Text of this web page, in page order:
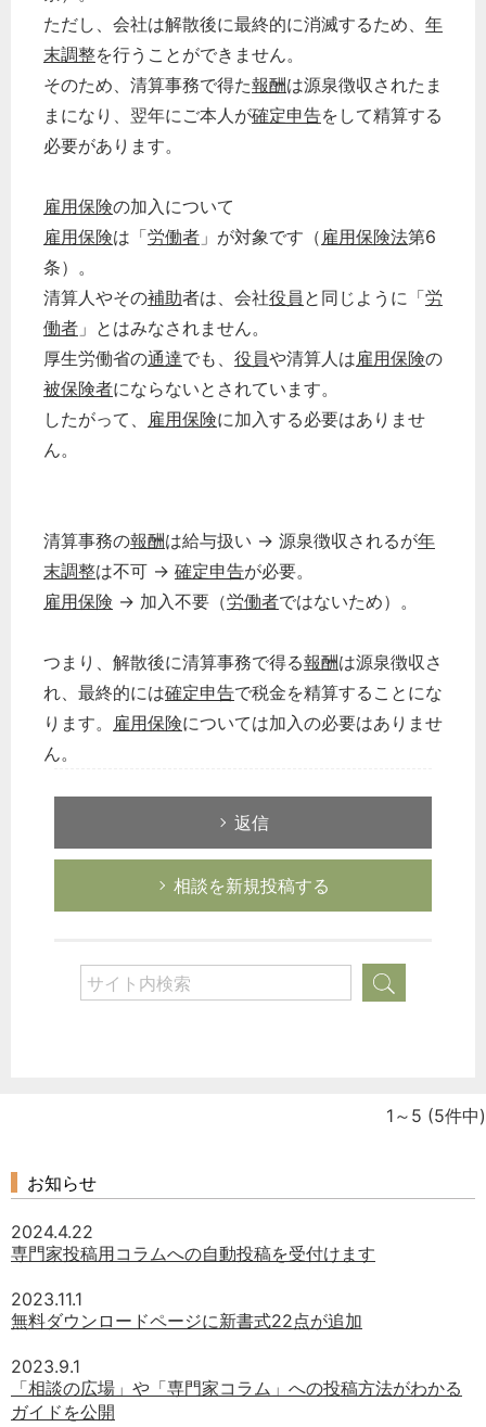
ただし、会社は解散後に最終的に消滅するため、 年
末調整を行うことができません。
そのため、清算事務で得た報酬は源泉徴収されたま
まになり、翌年にご本人が確定申告をして精算する
必要があります。
雇用保険の加入について
雇用保険は「労働者 」が対象です（ 雇用保険法第6
条）。
清算人やその補助者は、会社役員 と同じように「労
働者 」とはみなされません。
厚生労働省の通達でも、 役員や清算人は雇用保険の
被保険者にならないとされています。
したがって、 雇用保険に加入する必要はありませ
ん。
清算事務の報酬は給与扱い → 源泉徴収されるが年
末調整は不可 → 確定申告が必要。
雇用保険 → 加入不要（労働者ではないため）。
つまり、解散後に清算事務で得る報酬は源泉徴収さ
れ、最終的には確定申告で税金を精算することにな
ります。 雇用保険については加入の必要はありませ
ん。
返信
相談を新規投稿する
1～5 (5件中)
お知らせ
2024.4.22
専門家投稿用コラムへの自動投稿を受付けます
2023.11.1
無料ダウンロードページに新書式22点が追加
2023.9.1
「相談の広場」や「専門家コラム」への投稿方法がわかる
ガイドを公開